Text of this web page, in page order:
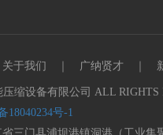
关于我们 广纳贤才
缩设备有限公司 ALL RIGHTS
18040234号-1